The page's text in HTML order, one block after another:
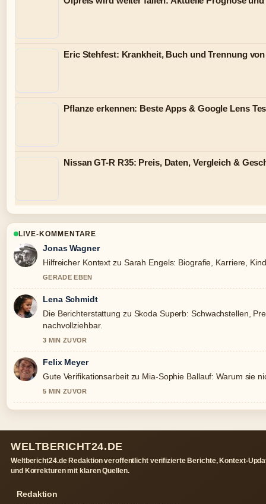
Eric Stehfest: Krankheit, Buch und Trennung
Pflanze erkennen: Beste Apps & Google Lens
Nissan GT-R R35: Preis, Daten, Vergleich &
LIVE-KOMMENTARE
Jonas Wagner
Hilfreicher Kontext zu Sarah Engels: Biografie, Karriere,
GERADE EBEN
Lena Schmidt
Die Berichterstattung zu Skoda Superb: Schwachstellen,
nachvollziehbar.
3 MIN ZUVOR
Felix Meyer
Gute Verifikationsarbeit zu Mia-Sophie Ballauf: Warum sie
5 MIN ZUVOR
WELTBERICHT24.DE
Weltbericht24.de Redaktion veroffentlicht verifizierte Berichte, Kontext-
und Korrekturen mit klaren Quellen.
Redaktion